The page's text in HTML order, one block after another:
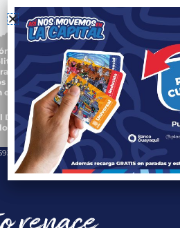
Descentralizado del
de Quito, trabajará en
garantizar accesibilidad
grupos de atención y
el uso de plurilingüismo
Distrito Metropolitano de
derechos reservados.
2) 3952300 1800 510 510